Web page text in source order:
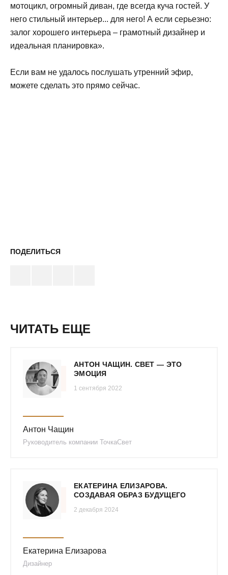
мотоцикл, огромный диван, где всегда куча гостей. У
него стильный интерьер... для него! А если серьезно:
залог хорошего интерьера – грамотный дизайнер и
идеальная планировка».
Если вам не удалось послушать утренний эфир,
можете сделать это прямо сейчас.
ПОДЕЛИТЬСЯ
ЧИТАТЬ ЕЩЕ
АНТОН ЧАЩИН. СВЕТ — ЭТО
ЭМОЦИЯ
1 сентября 2022
Антон Чащин
Руководитель компании ТочкаСвет
ЕКАТЕРИНА ЕЛИЗАРОВА.
СОЗДАВАЯ ОБРАЗ БУДУЩЕГО
2 декабря 2024
Екатерина Елизарова
Дизайнер